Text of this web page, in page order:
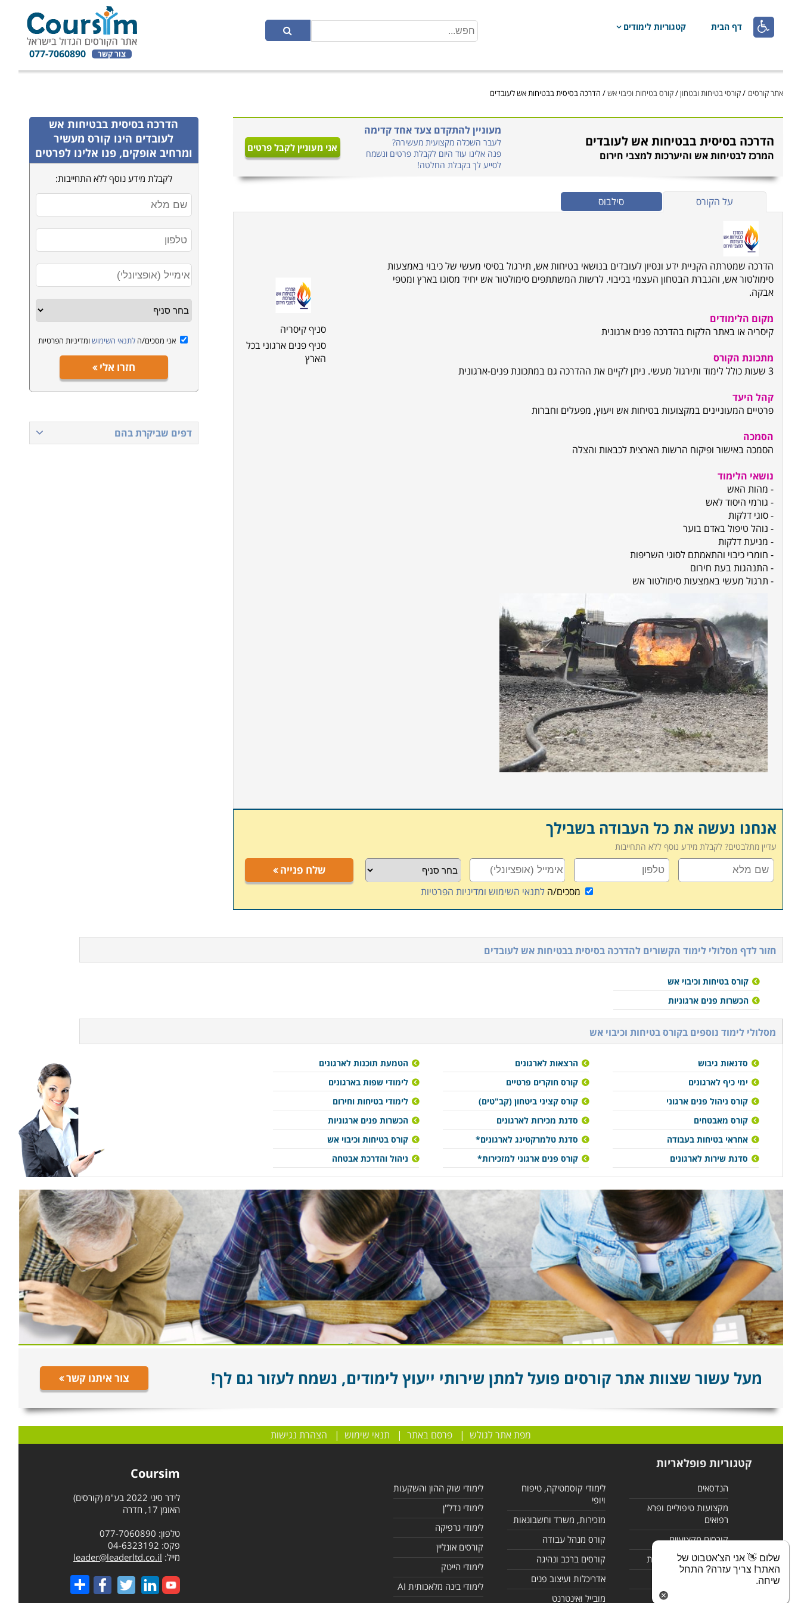
 דף הבית קטגוריות לימודים
צור קשר 077-7060890
אתר קורסים /קורסי בטיחות ובטחון/קורס בטיחות וכיבוי אש/ הדרכה בסיסית בבטיחות אש לעובדים
הדרכה בסיסית בבטיחות אש לעובדים
המרכז לבטיחות אש והיערכות למצבי חירום
מעוניין להתקדם צעד אחד קדימה
לעבר השכלה מקצועית מעשירה?
פנה אלינו עוד היום לקבלת פרטים ונשמח
לסייע לך בקבלת החלטה!
אני מעוניין לקבל פרטים
על הקורס סילבוס
הדרכה שמטרתה הקניית ידע ונסיון לעובדים בנושאי בטיחות אש, תירגול בסיסי מעשי של כיבוי באמצעות
סימולטור אש, והגברת הבטחון העצמי בכיבוי. לרשות המשתתפים סימולטור אש יחיד מסוגו בארץ ומטפי
אבקה.
מקום הלימודים
קיסריה או באתר הלקוח בהדרכה פנים ארגונית
מתכונת הקורס
3 שעות כולל לימוד ותירגול מעשי. ניתן לקיים את ההדרכה גם במתכונת פנים-ארגונית
קהל היעד
פרטיים המעוניינים במקצועות בטיחות אש ויעוץ, מפעלים וחברות
הסמכה
הסמכה באישור ופיקוח הרשות הארצית לכבאות והצלה
נושאי הלימוד
- מהות האש
- גורמי היסוד לאש
- סוגי דלקות
- נוהל טיפול באדם בוער
- מניעת דלקות
- חומרי כיבוי והתאמתם לסוגי השריפות
- התנהגות בעת חירום
- תרגול מעשי באמצעות סימולטור אש
סניף קיסריה
סניף פנים ארגוני בכל
הארץ
אנחנו נעשה את כל העבודה בשבילך
עדיין מתלבטים? לקבלת מידע נוסף ללא התחייבות
שלח פנייה
מסכים/ה לתנאי השימוש ומדיניות הפרטיות
הדרכה בסיסית בבטיחות אש
לעובדים הינו קורס מעשיר
ומרחיב אופקים, פנו אלינו לפרטים
לקבלת מידע נוסף ללא התחייבות:
אני מסכים/הלתנאי השימוש ומדיניות הפרטיות
חזרו אלי
דפים שביקרת בהם
חזור לדף מסלולי לימוד הקשורים להדרכה בסיסית בבטיחות אש לעובדים
קורס בטיחות וכיבוי אש
הכשרות פנים ארגוניות
מסלולי לימוד נוספים בקורס בטיחות וכיבוי אש
סדנאות גיבוש
ימי כיף לארגונים
קורס ניהול פנים ארגוני
קורס מאבטחים
אחראי בטיחות בעבודה
סדנת שירות לארגונים
הרצאות לארגונים
קורס חוקרים פרטיים
קורס קציני ביטחון (קב"טים)
סדנת מכירות לארגונים
סדנת טלמרקטינג לארגונים*
קורס פנים ארגוני למזכירות*
הטמעת תוכנות לארגונים
לימודי שפות בארגונים
לימודי בטיחות וחירום
הכשרות פנים ארגוניות
קורס בטיחות וכיבוי אש
ניהול והדרכת אבטחה
מעל עשור שצוות אתר קורסים פועל למתן שירותי ייעוץ לימודים, נשמח לעזור גם לך! צור איתנו קשר
מפת אתר לגולש |פרסם באתר | תנאי שימוש | הצהרת נגישות
קטגוריות פופלאריות
הנדסאים
מקצועות טיפוליים ופרא
רפואים
קורסים מקצועיים
לימודי מחשבים ורשתות
לימודי קוסמטיקה, טיפוח
ויופי
מזכירות, משרד וחשבונאות
קורס מנהל עבודה
קורסים ברכב ונהיגה
אדריכלות ועיצוב פנים
מובייל ואינטרנט
לימודי שוק ההון והשקעות
לימודי נדל"ן
לימודי גרפיקה
קורסים אונליין
לימודי הייטק
לימודי בינה מלאכותית AI
Coursim
לידר סיני 2022 בע"מ (קורסים)
האומן 17, חדרה
טלפון: 077-7060890
פקס: 04-6323192
מייל: leader@leaderltd.co.il
Share
שלום 👋 אני הצ'אטבוט של
האתר! צריך עזרה? התחל
שיחה.